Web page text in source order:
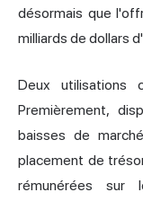
désormais que
milliards de dollars
Deux utilisations
Premièrement,
baisses de
placement de
rémunérées sur